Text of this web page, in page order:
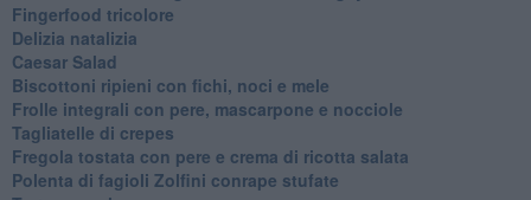
Fingerfood tricolore
Delizia natalizia
Caesar Salad
Biscottoni ripieni con fichi, noci e mele
Frolle integrali con pere, mascarpone e nocciole
Tagliatelle di crepes
Fregola tostata con pere e crema di ricotta salata
Polenta di fagioli Zolfini conrape stufate